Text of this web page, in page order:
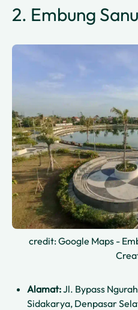
2. Embung
credit: Google Maps -
Alamat:Jl. Bypass
Sidakarya, Denpasar